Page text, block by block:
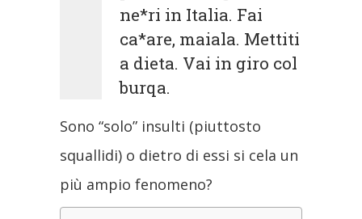
ne*ri in Italia. Fai
ca*are, maiala. Mettiti
a dieta. Vai in giro col
burqa.
Sono “solo” insulti (piuttosto
squallidi) o dietro di essi si cela un
più ampio fenomeno?